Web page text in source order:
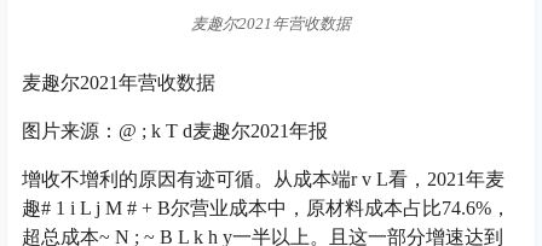
元。另一方面，主营产品乳制品毛利率出现下滑。财报
分别为53.07%、63.94%，均超总营收一半以上。但在2021
年，主营产品乳制品的成本增速为63.91%，高于收入增速
57.+ 7 O – Y ~ ) 75%，导致该业务毛利率下滑3.2%。
二十四、西部牧业
报告期内，西部牧业营收11.28亿元，同比增加37.5%，归